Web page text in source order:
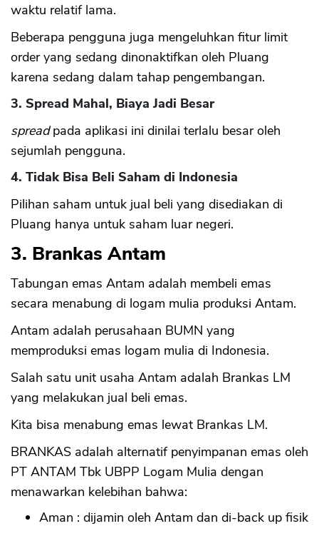
waktu relatif lama.
Beberapa pengguna juga mengeluhkan fitur limit
order yang sedang dinonaktifkan oleh Pluang
karena sedang dalam tahap pengembangan.
3. Spread Mahal, Biaya Jadi Besar
spreadpada aplikasi ini dinilai terlalu besar oleh
sejumlah pengguna.
4. Tidak Bisa Beli Saham di Indonesia
Pilihan saham untuk jual beli yang disediakan di
Pluang hanya untuk saham luar negeri.
3. Brankas Antam
Tabungan emas Antam adalah membeli emas
secara menabung di logam mulia produksi Antam.
Antam adalah perusahaan BUMN yang
memproduksi emas logam mulia di Indonesia.
Salah satu unit usaha Antam adalah Brankas LM
yang melakukan jual beli emas.
Kita bisa menabung emas lewat Brankas LM.
BRANKAS adalah alternatif penyimpanan emas oleh
PT ANTAM Tbk UBPP Logam Mulia dengan
menawarkan kelebihan bahwa:
Aman : dijamin oleh Antam dan di-back up fisik
OK
CANCEL